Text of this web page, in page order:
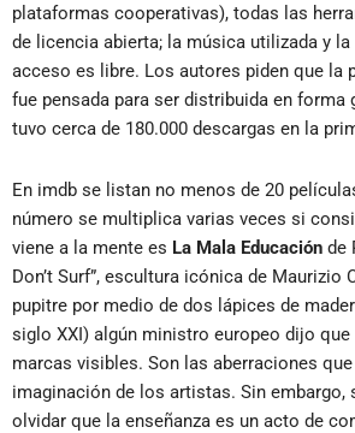
plataformas cooperativas), todas las
de licencia abierta; la música utilizada y
acceso es libre. Los autores piden que la
fue pensada para ser distribuida en
tuvo cerca de 180.000 descargas en la
En imdb se listan no menos de 20
número se multiplica varias veces si
viene a la mente es La Mala Educación de
Don’t Surf”, escultura icónica de
pupitre por medio de dos lápices de
siglo XXI) algún ministro europeo dijo
marcas visibles. Son las aberraciones
imaginación de los artistas. Sin embargo,
olvidar que la enseñanza es un acto de